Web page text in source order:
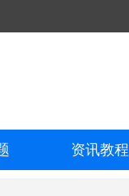
资讯教程